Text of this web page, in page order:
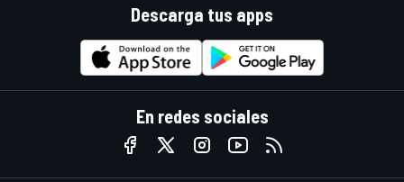
Descarga tus apps
En redes sociales